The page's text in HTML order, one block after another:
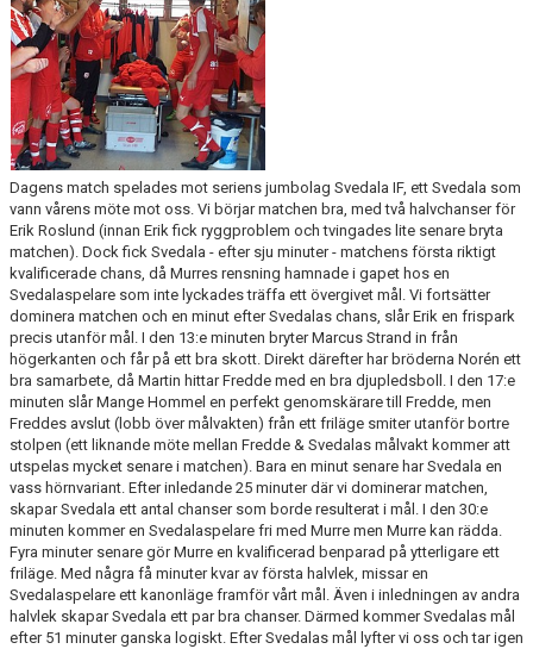
MATCHER
EKEVALLEN IP
DOKUMENT
BILDER
STATISTIK
ÅRSKORT A-LAG 2026
Dagens match spelades mot seriens jumbolag Svedala IF, ett Svedala som
vann vårens möte mot oss. Vi börjar matchen bra, med två halvchanser för
Erik Roslund (innan Erik fick ryggproblem och tvingades lite senare bryta
matchen). Dock fick Svedala - efter sju minuter - matchens första riktigt
kvalificerade chans, då Murres rensning hamnade i gapet hos en
Svedalaspelare som inte lyckades träffa ett övergivet mål. Vi fortsätter
dominera matchen och en minut efter Svedalas chans, slår Erik en frispark
precis utanför mål. I den 13:e minuten bryter Marcus Strand in från
högerkanten och får på ett bra skott. Direkt därefter har bröderna Norén ett
bra samarbete, då Martin hittar Fredde med en bra djupledsboll. I den 17:e
minuten slår Mange Hommel en perfekt genomskärare till Fredde, men
Freddes avslut (lobb över målvakten) från ett friläge smiter utanför bortre
stolpen (ett liknande möte mellan Fredde & Svedalas målvakt kommer att
utspelas mycket senare i matchen). Bara en minut senare har Svedala en
vass hörnvariant. Efter inledande 25 minuter där vi dominerar matchen,
skapar Svedala ett antal chanser som borde resulterat i mål. I den 30:e
minuten kommer en Svedalaspelare fri med Murre men Murre kan rädda.
Fyra minuter senare gör Murre en kvalificerad benparad på ytterligare ett
friläge. Med några få minuter kvar av första halvlek, missar en
Svedalaspelare ett kanonläge framför vårt mål. Även i inledningen av andra
halvlek skapar Svedala ett par bra chanser. Därmed kommer Svedalas mål
efter 51 minuter ganska logiskt. Efter Svedalas mål lyfter vi oss och tar igen